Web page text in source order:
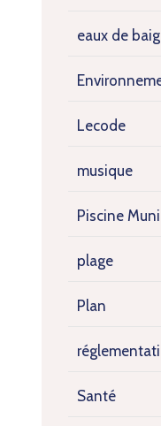
eaux de
Lecode
musique
Piscine
plage
Plan
Santé